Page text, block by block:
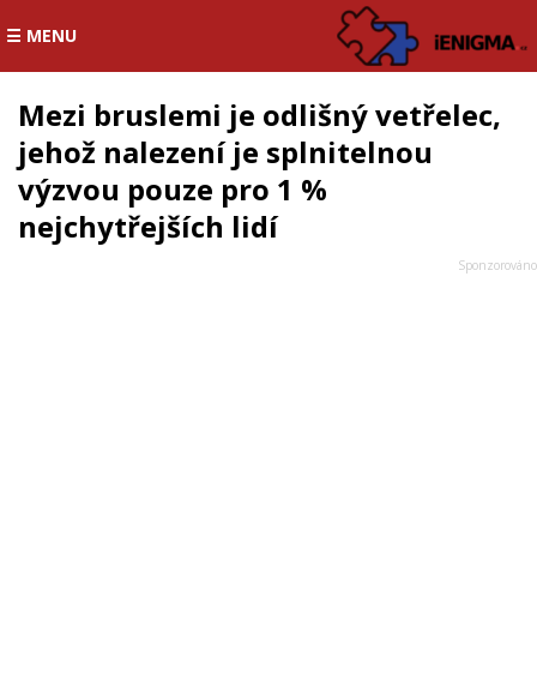
☰ MENU
Mezi bruslemi je odlišný vetřelec,
jehož nalezení je splnitelnou
výzvou pouze pro 1 %
nejchytřejších lidí